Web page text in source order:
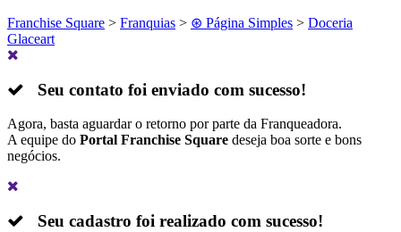
Franchise Square > Franquias > ⊛ Página Simples > Doceria
Glaceart
Seu contato foi enviado com sucesso!
Agora, basta aguardar o retorno por parte da Franqueadora.
A equipe do Portal Franchise Square deseja boa sorte e bons
negócios.
Seu cadastro foi realizado com sucesso!